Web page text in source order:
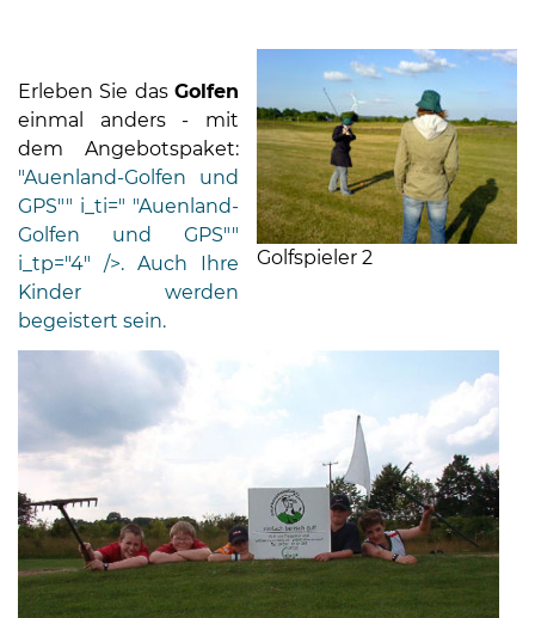
Golfspieler 2
Erleben Sie das Golfen
einmal anders - mit
dem Angebotspaket:
"Auenland-Golfen und
GPS"" i_ti=" "Auenland-
Golfen und GPS""
i_tp="4" />. Auch Ihre
Kinder werden
begeistert sein.